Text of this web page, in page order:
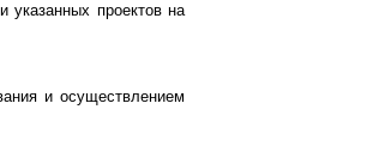
указанных проектов на
и осуществлением